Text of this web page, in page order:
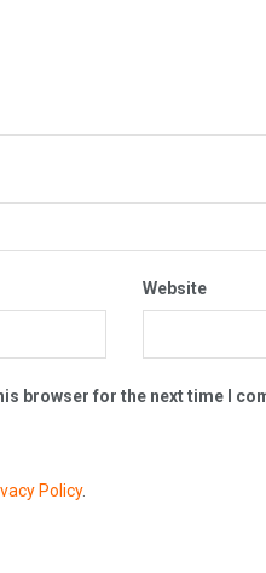
Website
browser for the next time I
Policy.